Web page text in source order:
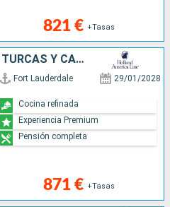
821 € +Tasas
ESTADOS UNIDOS, ISLAS TURCAS Y CAICOS, REPÚBLICA DOMINICANA, BAHAMAS
Fort Lauderdale 29/01/2028
871 € +Tasas
Cocina refinada
Experiencia Premium
Pensión completa